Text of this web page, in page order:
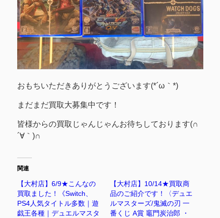
おもちいただきありがとうございます(*´ω｀*)
まだまだ買取大募集中です！
皆様からの買取じゃんじゃんお待ちしております(∩
´∀｀)∩
関連
【大村店】6/9★こんなの
買取ました！《Switch、
PS4人気タイトル多数｜遊
戯王各種｜デュエルマスタ
【大村店】10/14★買取商
品のご紹介です！〈デュエ
ルマスターズ/鬼滅の刃 一
番くじ A賞 竈門炭治郎 ・